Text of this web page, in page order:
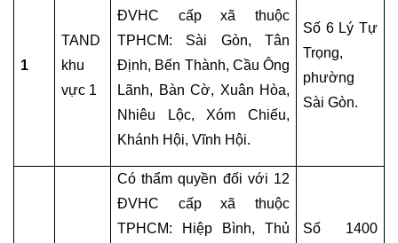
LUẬT
SƯ
TƯ
1
TAND
khu
vực 1
ĐVHC cấp xã thuộc
TPHCM: Sài Gòn, Tân
Định, Bến Thành, Cầu Ông
Lãnh, Bàn Cờ, Xuân Hòa,
Nhiêu Lộc, Xóm Chiếu,
Khánh Hội, Vĩnh Hội.
Số 6 Lý Tự
Trọng,
phường
Sài Gòn.
Có thẩm quyền đối với 12
ĐVHC cấp xã thuộc
TPHCM: Hiệp Bình, Thủ
Số 1400